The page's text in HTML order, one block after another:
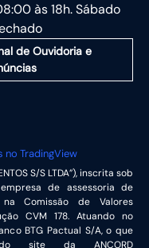
às 18h. Sábado
de Ouvidoria e
TradingView
S/S LTDA”), inscrita sob
de assessoria de
Comissão de Valores
CVM 178. Atuando no
BTG Pactual S/A, o que
site da ANCORD